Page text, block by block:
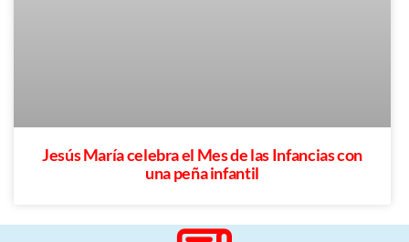
Jesús María celebra el Mes de las Infancias con
una peña infantil